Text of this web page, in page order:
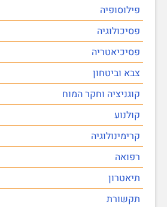
פילוסופיה
פסיכולוגיה
פסיכיאטריה
צבא וביטחון
קוגניציה וחקר המוח
קולנוע
קרימינולוגיה
רפואה
תיאטרון
תקשורת